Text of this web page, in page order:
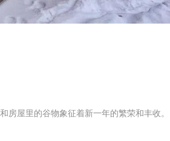
屋里的谷物象征着新一年的繁荣和丰收。